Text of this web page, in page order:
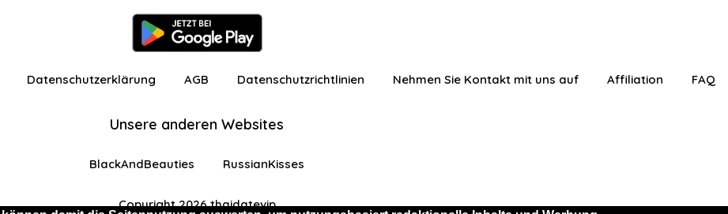
Datenschutzerklärung AGB Datenschutzrichtlinien Nehmen Sie Kontakt mit uns auf Affiliation FAQ
Unsere anderen Websites
BlackAndBeauties RussianKisses
Copyright 2026 thaidatevip